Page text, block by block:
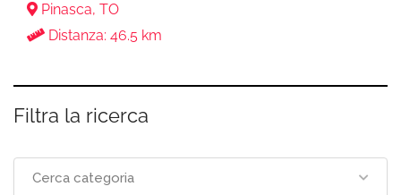
Pinasca, TO
Distanza: 46.5 km
Filtra la ricerca
Cerca categoria